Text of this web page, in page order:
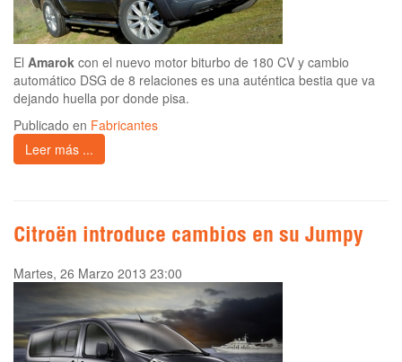
El Amarok con el nuevo motor biturbo de 180 CV y cambio
automático DSG de 8 relaciones es una auténtica bestia que va
dejando huella por donde pisa.
Publicado en Fabricantes
Leer más ...
Citroën introduce cambios en su Jumpy
Martes, 26 Marzo 2013 23:00